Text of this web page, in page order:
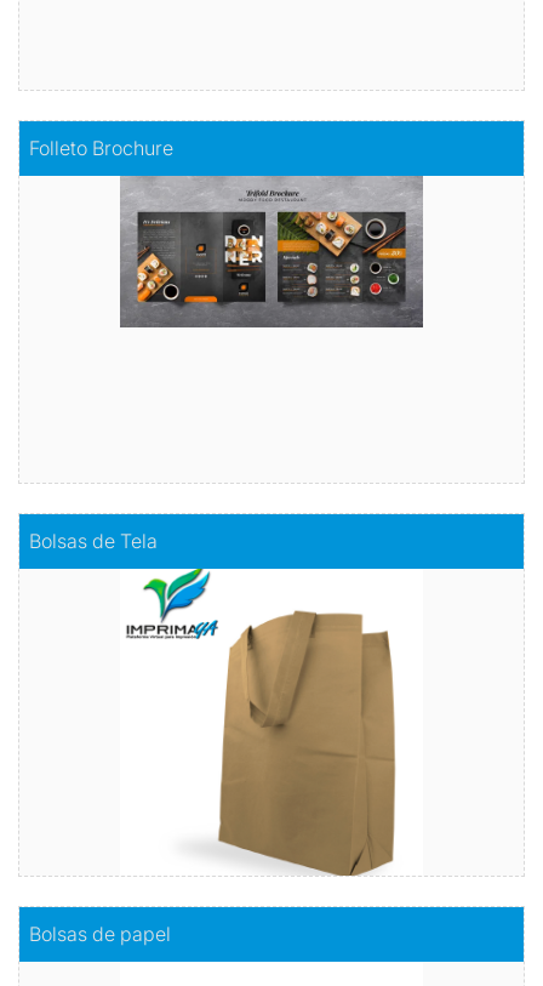
Folleto Brochure
Comunica tu mensaje de manera impactante
Comprar
Comprar
Bolsas de Tela
A comparación de las bolsas plásticas, estas serán más
resistentes y no se romperán con facilidad. Y el color es tu
Comprar
Comprar
Bolsas de papel
Comprar